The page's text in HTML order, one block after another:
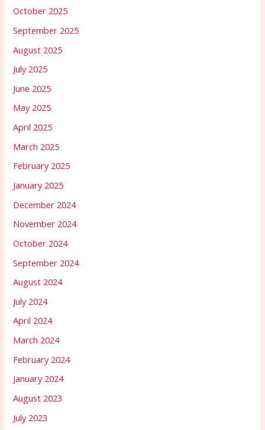
October 2025
September 2025
August 2025
July 2025
June 2025
May 2025
April 2025
March 2025
February 2025
January 2025
December 2024
November 2024
October 2024
September 2024
August 2024
July 2024
April 2024
March 2024
February 2024
January 2024
August 2023
July 2023